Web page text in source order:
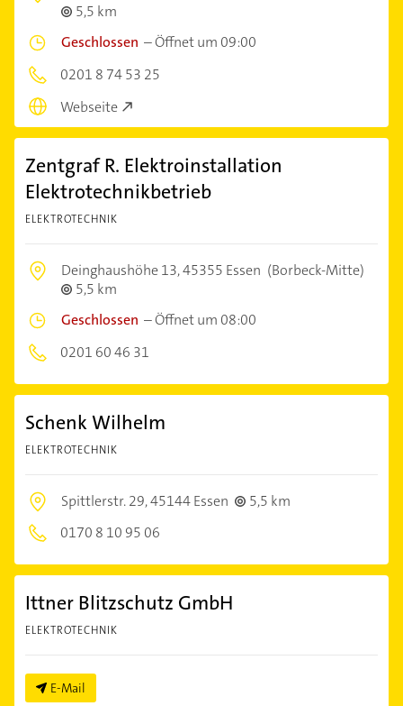
5,5 km
Geschlossen –Öffnet um 09:00
0201 8 74 53 25
Webseite
Zentgraf R. Elektroinstallation
Elektrotechnikbetrieb
ELEKTROTECHNIK
Deinghaushöhe 13,45355 Essen (Borbeck-Mitte)
5,5 km
Geschlossen –Öffnet um 08:00
0201 60 46 31
Schenk Wilhelm
ELEKTROTECHNIK
Spittlerstr. 29,45144 Essen
5,5 km
0170 8 10 95 06
Ittner Blitzschutz GmbH
ELEKTROTECHNIK
E-Mail